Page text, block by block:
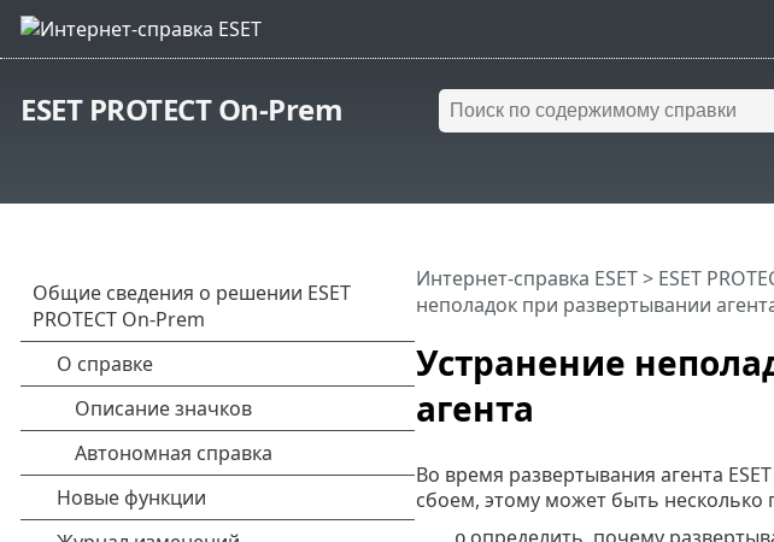
ESET PROTECT On-Prem
Устранение
агента
Интернет-справка ESET> ESET
неполадок при развертывании
Во время развертывания агента
сбоем, этому может быть несколько